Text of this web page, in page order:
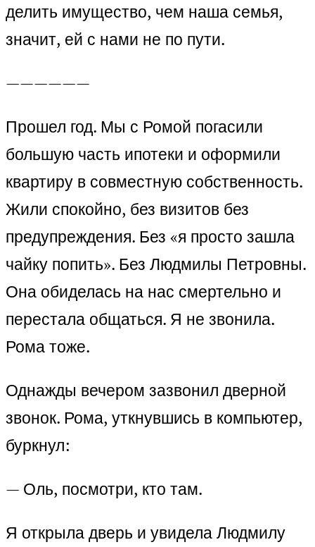
делить имущество, чем наша семья,
значит, ей с нами не по пути.
——————
Прошел год. Мы с Ромой погасили
большую часть ипотеки и оформили
квартиру в совместную собственность.
Жили спокойно, без визитов без
предупреждения. Без «я просто зашла
чайку попить». Без Людмилы Петровны.
Она обиделась на нас смертельно и
перестала общаться. Я не звонила.
Рома тоже.
Однажды вечером зазвонил дверной
звонок. Рома, уткнувшись в компьютер,
буркнул:
— Оль, посмотри, кто там.
Я открыла дверь и увидела Людмилу